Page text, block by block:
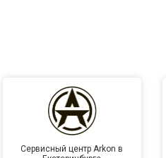
Сервисный центр Arkon в